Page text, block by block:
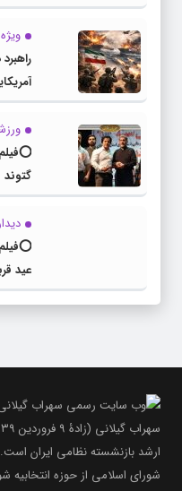
کشور
گتوند
عید
ارشد بازنشسته نظامی ایران
شورای اسلامی از حوزه انتخابیه